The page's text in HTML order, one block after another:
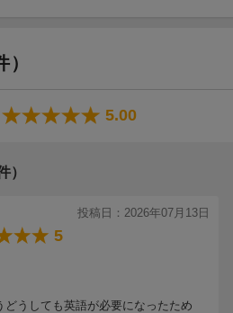
に対応しています（2026年春対応
語
の単語
の単語
5.00
）
投稿日：2026年07月13日
5
うしても英語が必要になったため